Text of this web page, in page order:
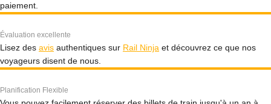
paiement.
Évaluation excellente
Lisez des avis authentiques sur Rail Ninja et découvrez ce que nos
voyageurs disent de nous.
Planification Flexible